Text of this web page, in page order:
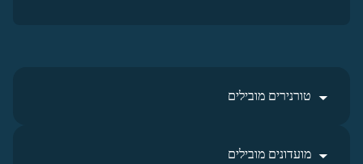
טורנירים מובילים
מועדונים מובילים